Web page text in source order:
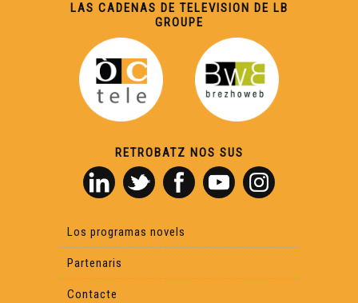
Grandir dab la cultura - Reportatge
L'Ostal Occitan de Vilafranca - Reportatge
Los rescontres occitans de Tence
Téner un restaurant en 2021 - Reportatge
L'espaci occitan carcinòl - Reportatge
LAS CADENAS DE TELEVISION DE LB
GROUPE
RETROBATZ NOS SUS
Los programas novels
Partenaris
Contacte